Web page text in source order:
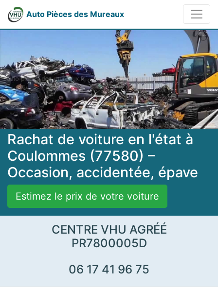
Auto Pièces des Mureaux
Rachat de voiture en l'état à
Coulommes (77580) –
Occasion, accidentée, épave
Estimez le prix de votre voiture
CENTRE VHU AGRÉÉ
PR7800005D
06 17 41 96 75